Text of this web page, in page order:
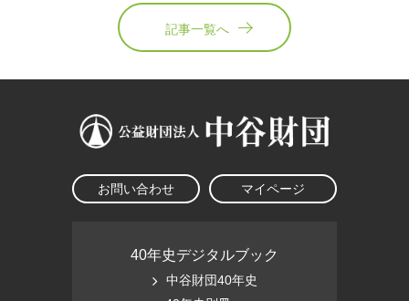
記事一覧へ
お問い合わせ マイページ
40年史デジタルブック
中谷財団40年史